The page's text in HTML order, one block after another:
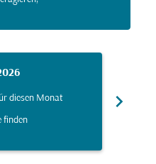
diesen Monat
finden
chevron_right